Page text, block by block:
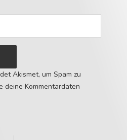
Akismet, um Spam zu
deine Kommentardaten